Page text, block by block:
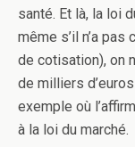
santé. Et là, la loi
même s’il n’a
de cotisation), on
de milliers
exemple où
à la loi du marché.